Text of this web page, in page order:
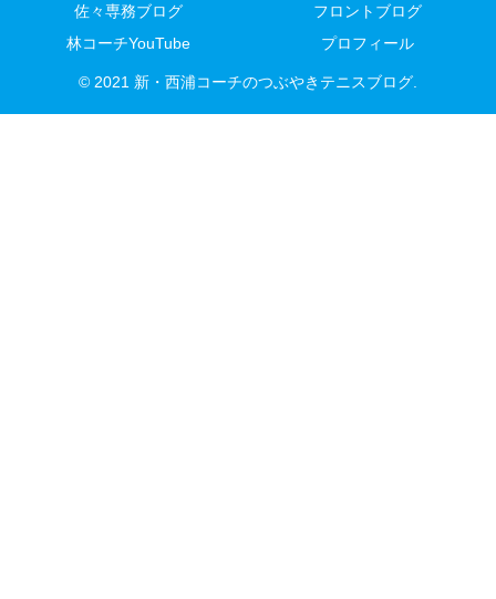
佐々専務ブログ
フロントブログ
林コーチYouTube
プロフィール
© 2021 新・西浦コーチのつぶやきテニスブログ.